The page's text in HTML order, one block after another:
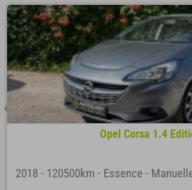
Opel Corsa 1.4
2018 - 120500km - Essence -